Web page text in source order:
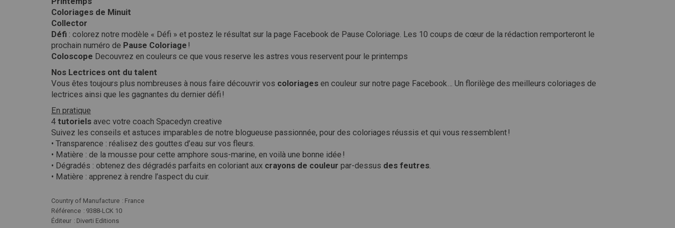
Coloriages de Minuit
Collector
Défi : colorez notre modèle « Défi » et postez le résultat sur la page Facebook de Pause Coloriage. Les 10 coups de cœur de la rédaction remporteront le
prochain numéro de Pause Coloriage !
Coloscope Decouvrez en couleurs ce que vous reserve les astres vous reservent pour le printemps
Nos Lectrices ont du talent
Vous êtes toujours plus nombreuses à nous faire découvrir vos coloriages en couleur sur notre page Facebook… Un florilège des meilleurs coloriages de
lectrices ainsi que les gagnantes du dernier défi !
En pratique
4 tutoriels avec votre coach Spacedyn creative
Suivez les conseils et astuces imparables de notre blogueuse passionnée, pour des coloriages réussis et qui vous ressemblent !
• Transparence : réalisez des gouttes d’eau sur vos fleurs.
• Matière : de la mousse pour cette amphore sous-marine, en voilà une bonne idée !
• Dégradés : obtenez des dégradés parfaits en coloriant aux crayons de couleur par-dessus des feutres.
• Matière : apprenez à rendre l’aspect du cuir.
Plus
d'infos
Country of Manufacture
France
Référence
9388-LCK 10
Éditeur
Diverti Editions